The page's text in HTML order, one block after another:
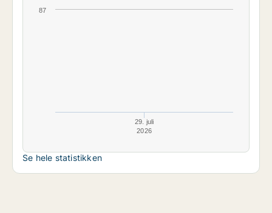
29. juli
2026
87
Se hele statistikken